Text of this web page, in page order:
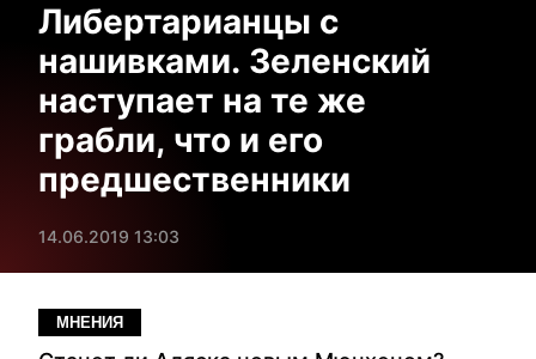
Либертарианцы с
нашивками. Зеленский
наступает на те же
грабли, что и его
предшественники
14.06.2019 13:03
МНЕНИЯ